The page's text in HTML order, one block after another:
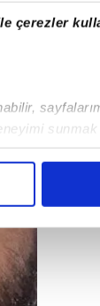
çerezler
kişilere ait
bilgi